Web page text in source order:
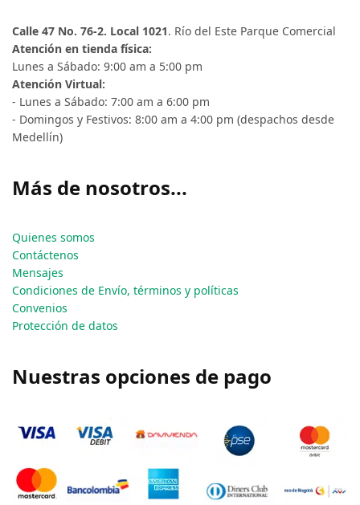
Calle 47 No. 76-2. Local 1021. Río del Este Parque Comercial
Atención en tienda física:
Lunes a Sábado: 9:00 am a 5:00 pm
Atención Virtual:
- Lunes a Sábado: 7:00 am a 6:00 pm
- Domingos y Festivos: 8:00 am a 4:00 pm (despachos desde
Medellín)
Más de nosotros...
Quienes somos
Contáctenos
Mensajes
Condiciones de Envío, términos y políticas
Convenios
Protección de datos
Nuestras opciones de pago